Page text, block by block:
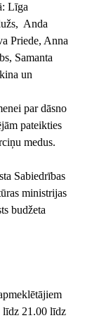
Līga
Anda
Priede, Anna
Samanta
un
par dāsno
pateikties
medus.
Sabiedrības
ministrijas
budžeta
līdz 21.00 līdz